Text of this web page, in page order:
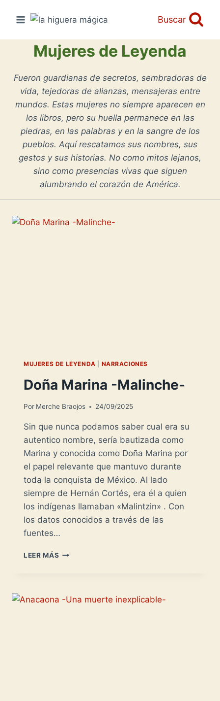
Buscar
Mujeres de Leyenda
Fueron guardianas de secretos, sembradoras de
vida, tejedoras de alianzas, mensajeras entre
mundos. Estas mujeres no siempre aparecen en
los libros, pero su huella permanece en las
piedras, en las palabras y en la sangre de los
pueblos. Aquí rescatamos sus nombres, sus
gestos y sus historias. No como mitos lejanos,
sino como presencias vivas que siguen
alumbrando el corazón de América.
MUJERES DE LEYENDA NARRACIONES
Doña Marina -Malinche-
Por Merche Braojos 24/09/2025
Sin que nunca podamos saber cual era su
autentico nombre, sería bautizada como
Marina y conocida como Doña Marina por
el papel relevante que mantuvo durante
toda la conquista de México. Al lado
siempre de Hernán Cortés, era él a quien
los indígenas llamaban «Malintzin» . Con
los datos conocidos a través de las
fuentes…
LEER MÁS DOÑA